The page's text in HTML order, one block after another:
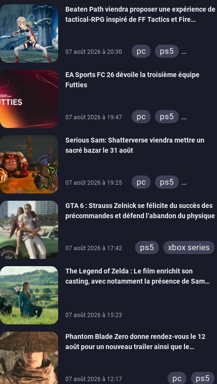
switch
stadia
ps4
xbox one
Beaten Path viendra proposer une expérience de
tactical-RPG inspiré de FF Tactics et Fire
07 août 2026 à 20:30 pc
ps5
switch
EA Sports FC 26 dévoile la troisième équipe
Futties
07 août 2026 à 19:47 pc
ps5
switch
ps4
Serious Sam: Shatterverse viendra mettre un
sacré bazar le 31 août
07 août 2026 à 19:25 pc
ps5
GTA 6 : Strauss Zelnick se félicite du succès des
précommandes et défend l’abandon du physique
07 août 2026 à 17:42 ps5 xbox series
The Legend of Zelda : Le film enrichit son
casting, avec notamment la présence de Sam
07 août 2026 à 15:23
Phantom Blade Zero donne rendez-vous le 12
août pour un nouveau trailer ainsi que le
07 août 2026 à 12:17 pc ps5